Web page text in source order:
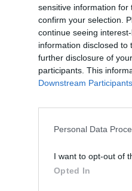
sensitive information
confirm your selection.
continue seeing
information disclosed
further disclosure of
participants. This
Downstream Participants
Personal Data
I want to opt-out of
Opted In
Soutenez-nous,
NOUS